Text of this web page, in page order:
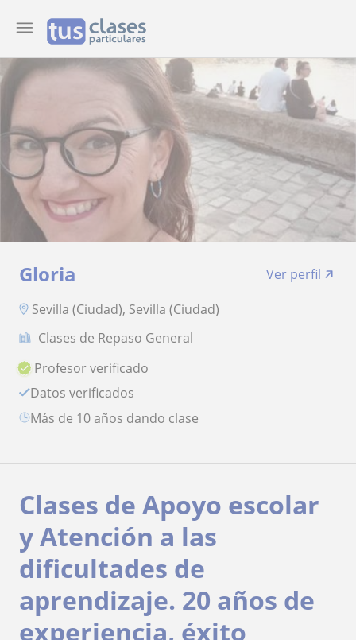
Gloria
Ver perfil
Sevilla (Ciudad), Sevilla (Ciudad)
Clases de Repaso General
Profesor verificado
Datos verificados
más de 10 años dando clase
Clases de Apoyo escolar
y Atención a las
dificultades de
aprendizaje. 20 años de
experiencia, éxito